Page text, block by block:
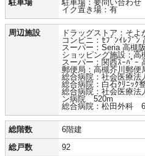
駐車場
駐車場：要問い合わ
イク置き場：有
周辺施設
ドラッグストア：そ
コンビニ：ｾﾌﾞﾝｲﾚﾌﾞ
スーパー：Seria 高槻
ショッピング施設：
スーパー：関西ｽｰﾊﾟｰ
郵便局：高槻芥川郵
総合病院：社会医療
総合病院：白石ｸﾘﾆｯｸ
総合病院：社会医療法
ン病院 520m
総合病院：松田外科
総階数 6階建
総戸数 92